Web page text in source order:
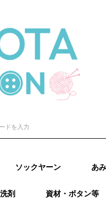
ー)春夏
リッチ
ルマ）
夏カ）
毛糸
ー 春
）春夏
ト 春
グ）春
ア）
ル）春
ア）春
プロラ
マラブ
ワ
）春夏
アース
ソックヤーン あ
エ
な
そ
剤 資材・ボタン等